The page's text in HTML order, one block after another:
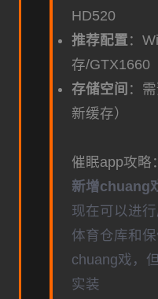
HD520
​推荐配置​ ：
存/GTX1660
​存储空间​ ：
新缓存）
催眠app攻略：
新增chuang
现在可以进
体育仓库和
chuang戏，
实装